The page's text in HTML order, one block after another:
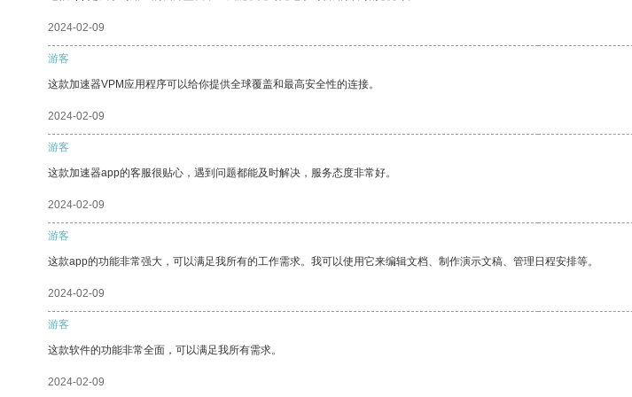
2024-02-09
游客
这款加速器VPM应用程序可以给你提供全球覆盖和最高安全性的连接。
2024-02-09
游客
这款加速器app的客服很贴心，遇到问题都能及时解决，服务态度非常好。
2024-02-09
游客
这款app的功能非常强大，可以满足我所有的工作需求。我可以使用它来编辑文档、制作演示文稿、管理日程安排等。
2024-02-09
游客
这款软件的功能非常全面，可以满足我所有需求。
2024-02-09